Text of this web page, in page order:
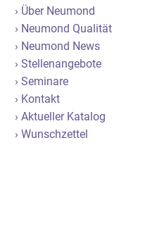
› Über Neumond
› Neumond Qualität
› Neumond News
› Stellenangebote
› Seminare
› Kontakt
› Aktueller Katalog
› Wunschzettel